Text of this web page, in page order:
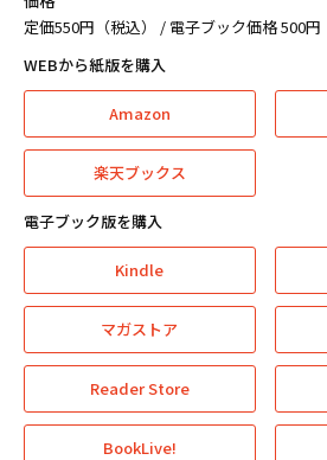
定価550円（税込） / 電子ブック価格 500円
WEBから紙版を購入
Amazon
楽天ブックス
電子ブック版を購入
Kindle
マガストア
Reader Store
BookLive!